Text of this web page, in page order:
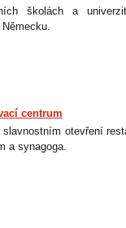
školách a
centrum
otevření
a synagoga.